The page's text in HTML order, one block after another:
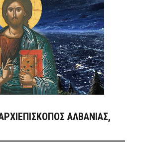
ΑΛΒΑΝΊΑΣ,